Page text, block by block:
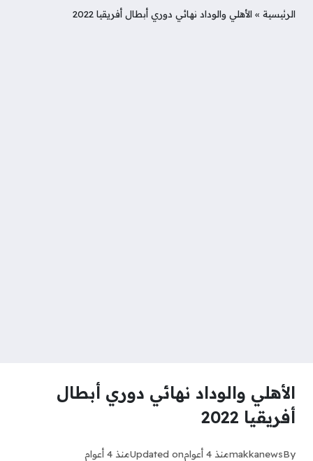
الرئيسية » الأهلي والوداد نهائي دوري أبطال أفريقيا 2022
الأهلي والوداد نهائي دوري أبطال
أفريقيا 2022
By
makkanewsمنذ 4 أعوام Updated onمنذ 4 أعوام